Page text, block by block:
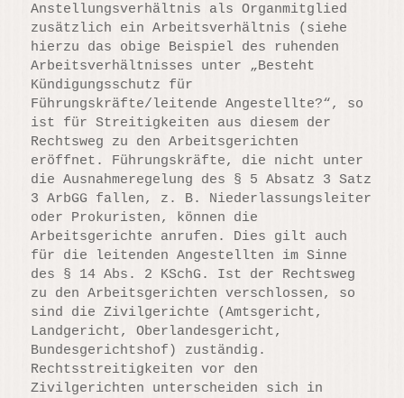
Anstellungsverhältnis als Organmitglied
zusätzlich ein Arbeitsverhältnis (siehe
hierzu das obige Beispiel des ruhenden
Arbeitsverhältnisses unter „Besteht
Kündigungsschutz für
Führungskräfte/leitende Angestellte?“, so
ist für Streitigkeiten aus diesem der
Rechtsweg zu den Arbeitsgerichten
eröffnet. Führungskräfte, die nicht unter
die Ausnahmeregelung des § 5 Absatz 3 Satz
3 ArbGG fallen, z. B. Niederlassungsleiter
oder Prokuristen, können die
Arbeitsgerichte anrufen. Dies gilt auch
für die leitenden Angestellten im Sinne
des § 14 Abs. 2 KSchG. Ist der Rechtsweg
zu den Arbeitsgerichten verschlossen, so
sind die Zivilgerichte (Amtsgericht,
Landgericht, Oberlandesgericht,
Bundesgerichtshof) zuständig.
Rechtsstreitigkeiten vor den
Zivilgerichten unterscheiden sich in